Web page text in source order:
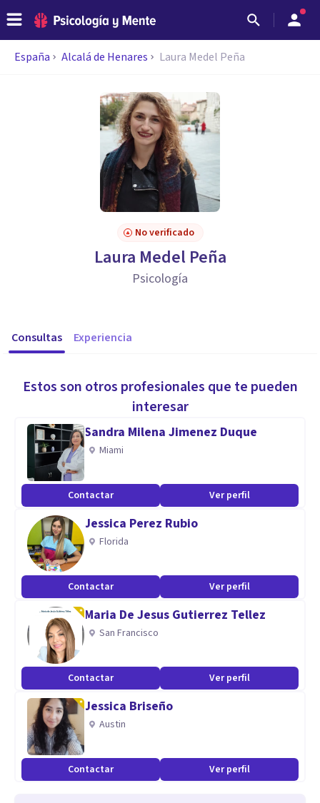
España Alcalá de Henares Laura Medel Peña
No verificado
Laura Medel Peña
Psicología
Consultas Experiencia
Estos son otros profesionales que te pueden
interesar
Sandra Milena Jimenez Duque
Miami
Contactar Ver perfil
Jessica Perez Rubio
Florida
Contactar Ver perfil
Maria De Jesus Gutierrez Tellez
San Francisco
Contactar Ver perfil
Jessica Briseño
Austin
Contactar Ver perfil